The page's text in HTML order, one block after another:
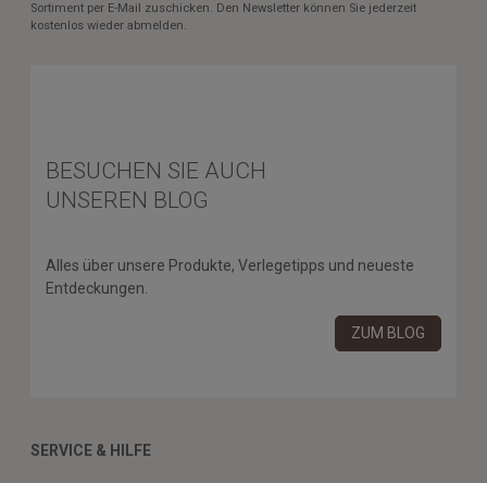
Sortiment per E-Mail zuschicken. Den Newsletter können Sie jederzeit
kostenlos wieder abmelden.
BESUCHEN SIE AUCH
UNSEREN BLOG
Alles über unsere Produkte, Verlegetipps und neueste
Entdeckungen.
ZUM BLOG
SERVICE & HILFE